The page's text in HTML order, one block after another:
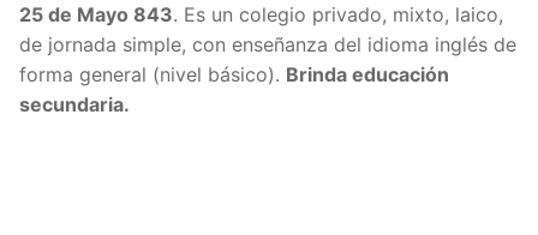
25 de Mayo 843. Es un colegio privado, mixto, laico,
de jornada simple, con enseñanza del idioma inglés de
forma general (nivel básico). Brinda educación
secundaria.